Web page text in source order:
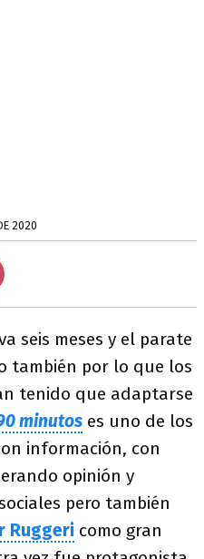
2020
seis meses y el parate
también por lo que los
tenido que adaptarse
minutos es uno de los
información, con
opinión y
pero también
Ruggeri como gran